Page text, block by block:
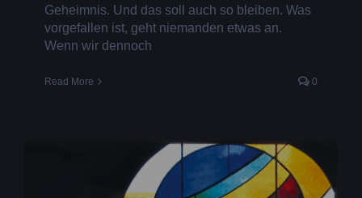
Geheimnis. Und das soll auch so bleiben. Was
vorgefallen ist, geht niemanden etwas an.
Wenn wir dennoch
Read More 0